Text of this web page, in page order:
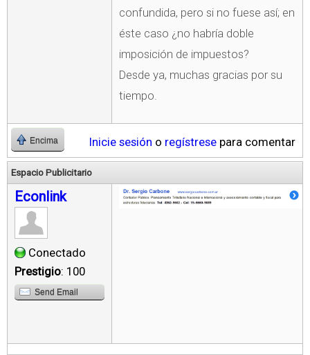
confundida, pero si no fuese así; en
éste caso ¿no habría doble
imposición de impuestos?
Desde ya, muchas gracias por su
tiempo.
Encima Inicie sesión o regístrese para comentar
Espacio Publicitario
Econlink
Conectado
Prestigio: 100
Send Email